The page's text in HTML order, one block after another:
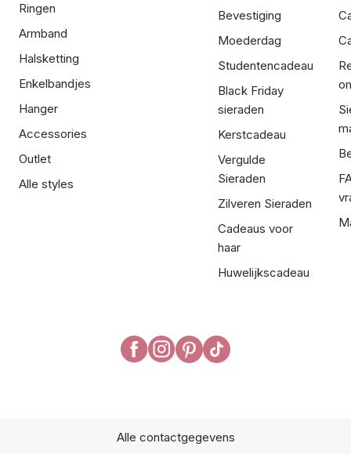
Ringen
Armband
Halsketting
Enkelbandjes
Hanger
Accessories
Outlet
Alle styles
Bevestiging
Moederdag
Studentencadeau
Black Friday
sieraden
Kerstcadeau
Vergulde
Sieraden
Zilveren Sieraden
Cadeaus voor
haar
Huwelijkscadeau
Alle contactgegevens